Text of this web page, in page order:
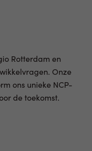
Rotterdam en
Onze
ons unieke NCP-
de toekomst.